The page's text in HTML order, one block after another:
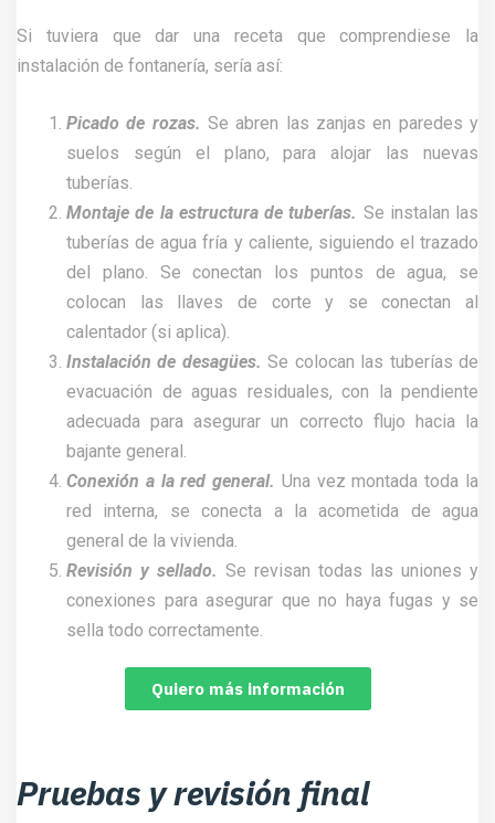
Si tuviera que dar una receta que comprendiese la
instalación de fontanería, sería así:
Picado de rozas. Se abren las zanjas en paredes y
suelos según el plano, para alojar las nuevas
tuberías.
Montaje de la estructura de tuberías. Se instalan las
tuberías de agua fría y caliente, siguiendo el trazado
del plano. Se conectan los puntos de agua, se
colocan las llaves de corte y se conectan al
calentador (si aplica).
Instalación de desagües.Se colocan las tuberías de
evacuación de aguas residuales, con la pendiente
adecuada para asegurar un correcto flujo hacia la
bajante general.
Conexión a la red general. Una vez montada toda la
red interna, se conecta a la acometida de agua
general de la vivienda.
Revisión y sellado. Se revisan todas las uniones y
conexiones para asegurar que no haya fugas y se
sella todo correctamente.
Quiero más información
Pruebas y revisión final